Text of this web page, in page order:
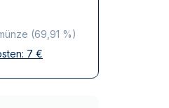
(69,91 %)
7 €